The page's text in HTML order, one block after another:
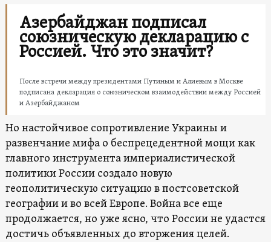
Азербайджан подписал
союзническую декларацию с
Россией. Что это значит?
После встречи между президентами Путиным и Алиевым в Москве
подписана декларация о союзническом взаимодействии между Россией
и Азербайджаном
Но настойчивое сопротивление Украины и
развенчание мифа о беспрецедентной мощи как
главного инструмента империалистической
политики России создало новую
геополитическую ситуацию в постсоветской
географии и во всей Европе. Война все еще
продолжается, но уже ясно, что России не удастся
достичь объявленных до вторжения целей.